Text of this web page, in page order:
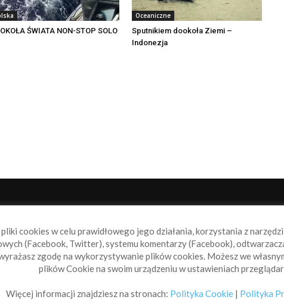
ŚWIATA NON-STOP SOLO
Oceaniczne
Sputnikiem dookoła Ziemi –
Indonezja
Sailbook.pl to miejsce dla wszystkich, którzy szukają
aktualnych wiadomości ze świata żeglarstwa, świata
motorowodniactwa i nie tylko.
Skontaktuj się z nami:info@sailbook.pl
cookies w celu prawidłowego jego działania, korzystania z
(Facebook, Twitter), systemu komentarzy (Facebook),
zgodę na wykorzystywanie plików cookies. Możesz we
plików Cookie na swoim urządzeniu w ustawieniach
Więcej informacji znajdziesz na stronach: Polityka Cookie| Polityka